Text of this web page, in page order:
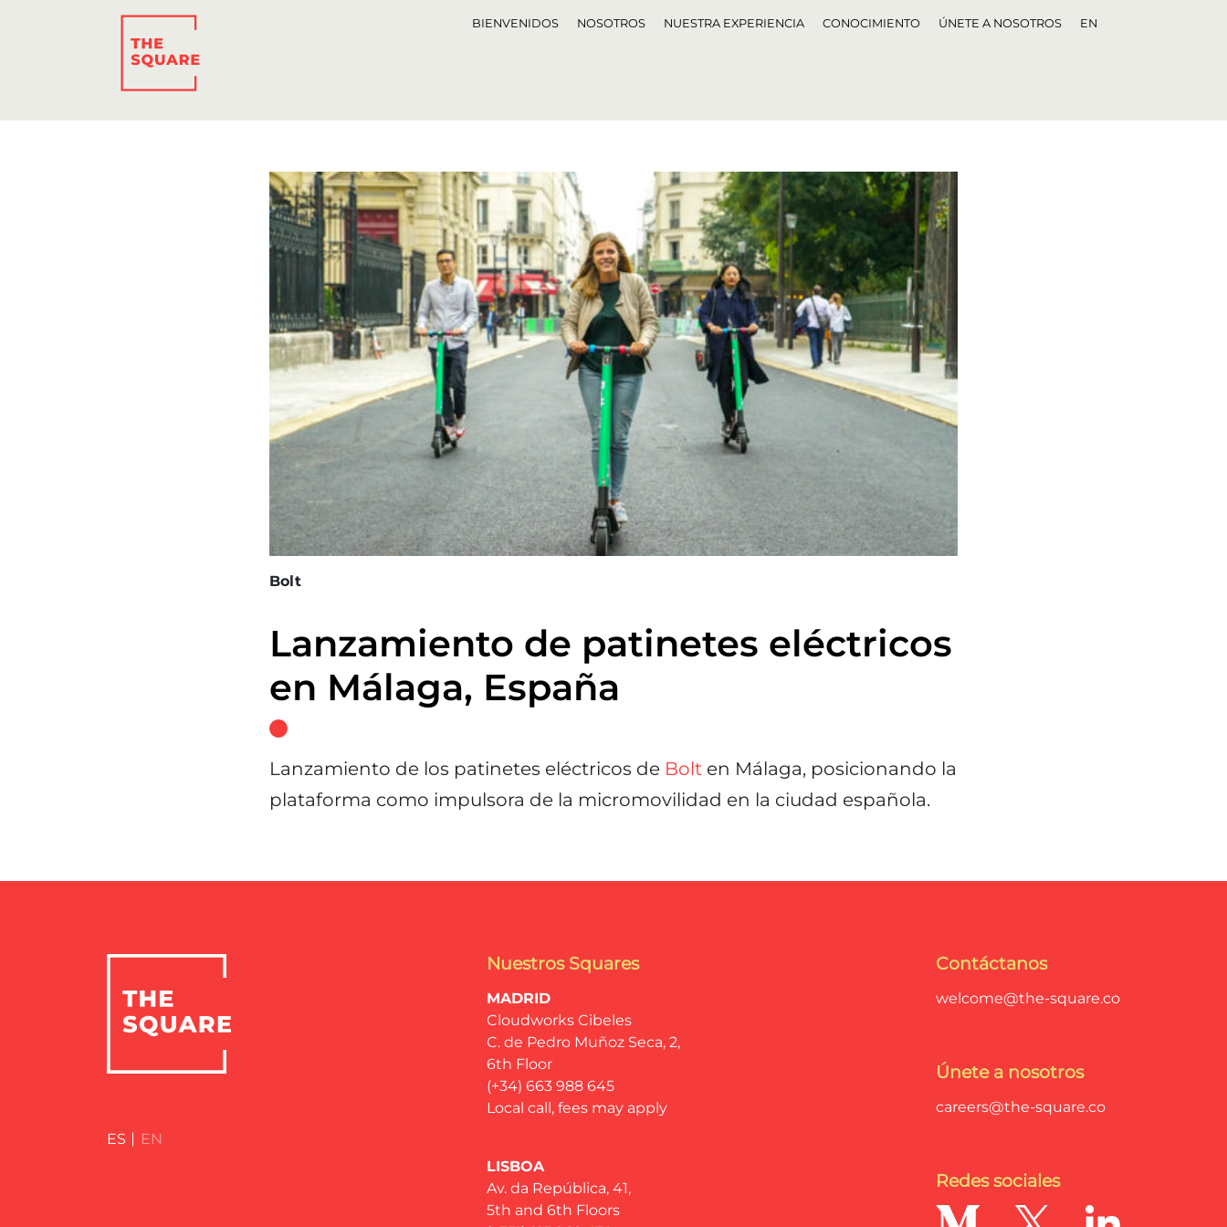
BIENVENIDOS NOSOTROS NUESTRA EXPERIENCIA CONOCIMIENTO ÚNETE A NOSOTROS EN
Bolt
Lanzamiento de patinetes eléctricos
en Málaga, España
Lanzamiento de los patinetes eléctricos de Bolt en Málaga, posicionando la
plataforma como impulsora de la micromovilidad en la ciudad española.
ES EN
Nuestros Squares
MADRID
Cloudworks Cibeles
C. de Pedro Muñoz Seca, 2,
6th Floor
(+34) 663 988 645
Local call, fees may apply
LISBOA
Av. da República, 41,
5th and 6th Floors
Contáctanos
welcome@the-square.co
Únete a nosotros
careers@the-square.co
Redes sociales